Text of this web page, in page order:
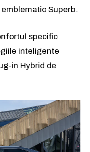
Superb.
specific
inteligente
in Hybrid de